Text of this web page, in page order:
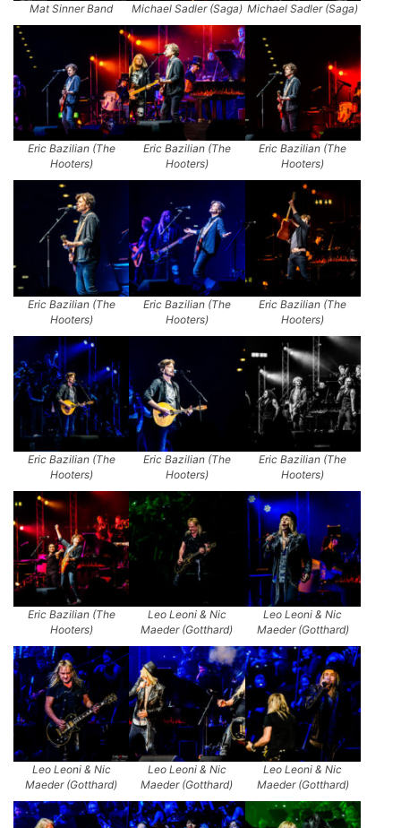
Mat Sinner Band Michael Sadler (Saga) Michael Sadler (Saga)
Eric Bazilian (The
Hooters)
Eric Bazilian (The
Hooters)
Eric Bazilian (The
Hooters)
Eric Bazilian (The
Hooters)
Eric Bazilian (The
Hooters)
Eric Bazilian (The
Hooters)
Eric Bazilian (The
Hooters)
Eric Bazilian (The
Hooters)
Eric Bazilian (The
Hooters)
Eric Bazilian (The
Hooters)
Leo Leoni & Nic
Maeder (Gotthard)
Leo Leoni & Nic
Maeder (Gotthard)
Leo Leoni & Nic
Maeder (Gotthard)
Leo Leoni & Nic
Maeder (Gotthard)
Leo Leoni & Nic
Maeder (Gotthard)